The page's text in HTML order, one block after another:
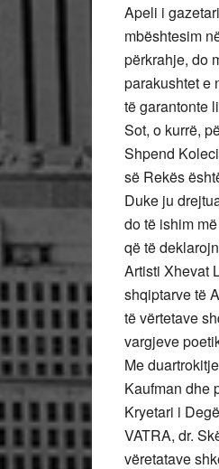
Apeli i
mbështesim
përkrahje, do
parakushtet e
të garantonte
Sot, o kurrë,
Shpend
së Rekës
Duke ju
do të ishim
që të
Artisti Xhevat
shqiptarve të
të vërtetave
vargjeve
Me
Kaufman dhe
Kryetari i
VATRA, dr.
vëretatave